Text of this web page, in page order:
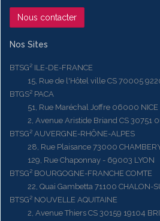
Nous contacter
Nos Sites
BTSG² ILE-DE-FRANCE
15, Rue de l'Hôtel ville CS 70005
BTGS² PACA
51, Rue Maréchal Joffre 06000 NICE
2, Avenue Aristide Briand CS 30751
BTSG² AUVERGNE-RHÔNE-ALPES
28, Rue Plaisance 73000
129, Rue Chaponnay - 69003 LYON
BTSG² BOURGOGNE-FRANCHE COMTE
22, Quai Gambetta 71100 CHALON-
BTSG² NOUVELLE AQUITAINE
2, Avenue Thiers CS 30159 19104